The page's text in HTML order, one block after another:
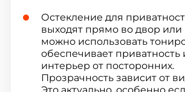
Остекление для
выходят прямо во двор или
можно использовать
обеспечивает приватность
интерьер от посторонних.
Прозрачность зависит от